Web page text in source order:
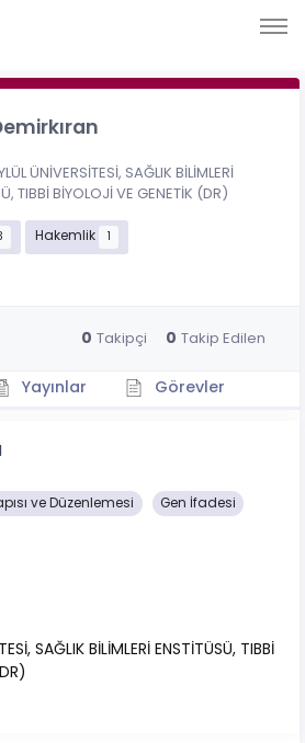
ÜNİVERSİTESİ, SAĞLIK BİLİMLERİ
TIBBİ BİYOLOJİ VE GENETİK (DR)
Hakemlik 1
0 Takipçi 0 Takip Edilen
Yayınlar Görevler
ve Düzenlemesi Gen İfadesi
SAĞLIK BİLİMLERİ ENSTİTÜSÜ, TIBBİ